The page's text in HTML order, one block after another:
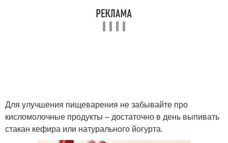
Для улучшения пищеварения не забывайте про
кисломолочные продукты – достаточно в день выпивать
стакан кефира или натурального йогурта.